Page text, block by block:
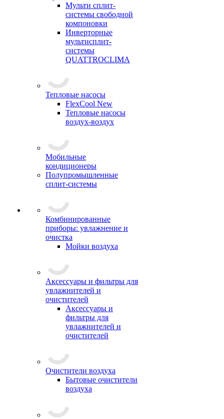
Мульти сплит-
системы свободной
компоновки
Инверторные
мультисплит-
системы
QUATTROCLIMA
Тепловые насосы
FlexCool New
Тепловые насосы
воздух-воздух
Мобильные
кондиционеры
Полупромышленные
сплит-системы
Комбинированные
приборы: увлажнение и
очистка
Мойки воздуха
Аксессуары и фильтры для
увлажнителей и
очистителей
Аксессуары и
фильтры для
увлажнителей и
очистителей
Очистители воздуха
Бытовые очистители
воздуха